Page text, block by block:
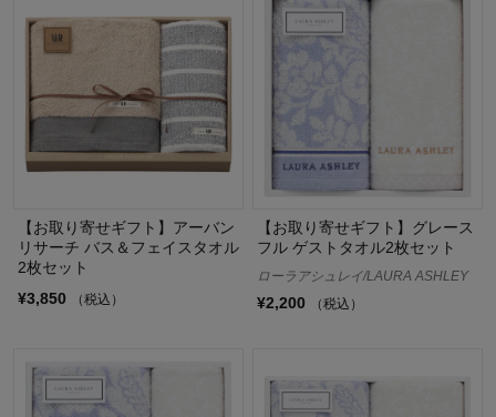
【お取り寄せギフト】アーバン
リサーチ バス＆フェイスタオル
2枚セット
¥3,850
（税込）
【お取り寄せギフト】グレース
フル ゲストタオル2枚セット
ローラアシュレイ/LAURA ASHLEY
¥2,200 （税込）